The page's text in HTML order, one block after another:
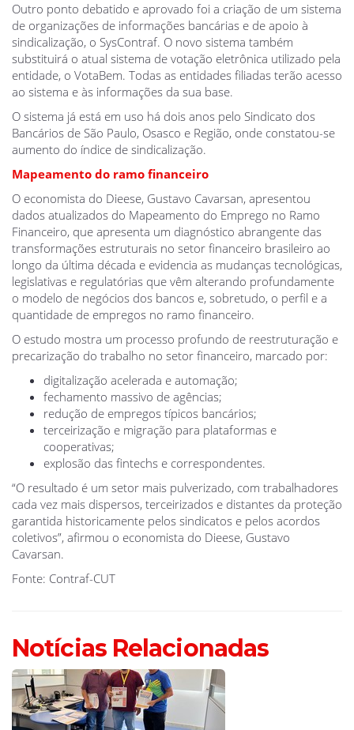
Outro ponto debatido e aprovado foi a criação de um sistema
de organizações de informações bancárias e de apoio à
sindicalização, o SysContraf. O novo sistema também
substituirá o atual sistema de votação eletrônica utilizado pela
entidade, o VotaBem. Todas as entidades filiadas terão acesso
ao sistema e às informações da sua base.
O sistema já está em uso há dois anos pelo Sindicato dos
Bancários de São Paulo, Osasco e Região, onde constatou-se
aumento do índice de sindicalização.
Mapeamento do ramo financeiro
O economista do Dieese, Gustavo Cavarsan, apresentou
dados atualizados do Mapeamento do Emprego no Ramo
Financeiro, que apresenta um diagnóstico abrangente das
transformações estruturais no setor financeiro brasileiro ao
longo da última década e evidencia as mudanças tecnológicas,
legislativas e regulatórias que vêm alterando profundamente
o modelo de negócios dos bancos e, sobretudo, o perfil e a
quantidade de empregos no ramo financeiro.
O estudo mostra um processo profundo de reestruturação e
precarização do trabalho no setor financeiro, marcado por:
digitalização acelerada e automação;
fechamento massivo de agências;
redução de empregos típicos bancários;
terceirização e migração para plataformas e
cooperativas;
explosão das fintechs e correspondentes.
“O resultado é um setor mais pulverizado, com trabalhadores
cada vez mais dispersos, terceirizados e distantes da proteção
garantida historicamente pelos sindicatos e pelos acordos
coletivos”, afirmou o economista do Dieese, Gustavo
Cavarsan.
Fonte: Contraf-CUT
Notícias Relacionadas